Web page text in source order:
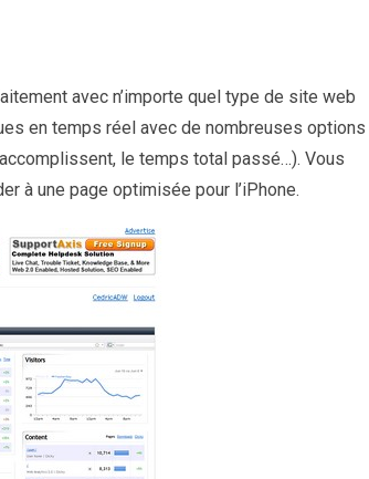
avec n’importe quel type de site web
en temps réel avec de nombreuses options
le temps total passé…). Vous
à une page optimisée pour l’iPhone.